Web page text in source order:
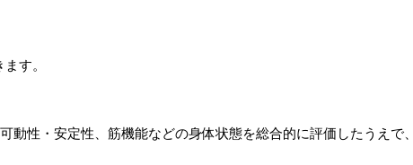
す。
動性・安定性、筋機能などの身体状態を総合的に評価したうえ